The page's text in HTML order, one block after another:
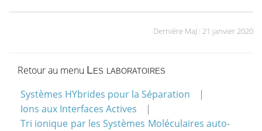
Dernière MaJ : 21 janvier 2020
Retour au menu Les laboratoires
Systèmes HYbrides pour la Séparation
Ions aux Interfaces Actives
Tri ionique par les Systèmes Moléculaires auto-